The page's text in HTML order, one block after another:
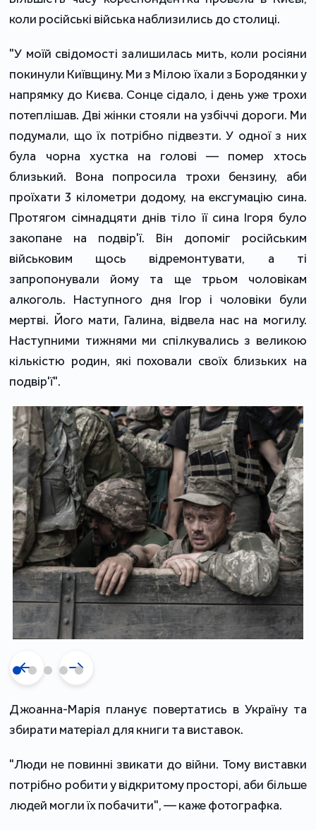
коли російські війська наблизились до столиці.
"У моїй свідомості залишилась мить, коли росіяни
покинули Київщину. Ми з Мілою їхали з Бородянки у
напрямку до Києва. Сонце сідало, і день уже трохи
потеплішав. Дві жінки стояли на узбіччі дороги. Ми
подумали, що їх потрібно підвезти. У одної з них
була чорна хустка на голові — помер хтось
близький. Вона попросила трохи бензину, аби
проїхати 3 кілометри додому, на ексгумацію сина.
Протягом сімнадцяти днів тіло її сина Ігоря було
закопане на подвір'ї. Він допоміг російським
військовим щось відремонтувати, а ті
запропонували йому та ще трьом чоловікам
алкоголь. Наступного дня Ігор і чоловіки були
мертві. Його мати, Галина, відвела нас на могилу.
Наступними тижнями ми спілкувались з великою
кількістю родин, які поховали своїх близьких на
подвір'ї".
Джоанна-Марія планує повертатись в Україну та
збирати матеріал для книги та виставок.
"Люди не повинні звикати до війни. Тому виставки
потрібно робити у відкритому просторі, аби більше
людей могли їх побачити", — каже фотографка.